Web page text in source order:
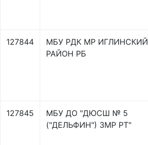
127844
МБУ РДК МР ИГЛИНСКИЙ
РАЙОН РБ
127845
МБУ ДО "ДЮСШ № 5
("ДЕЛЬФИН") ЗМР РТ"